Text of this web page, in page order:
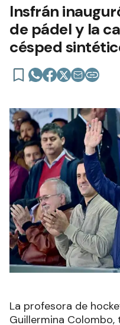
Insfrán
de pádel y la
césped
La profesora de
Guillermina